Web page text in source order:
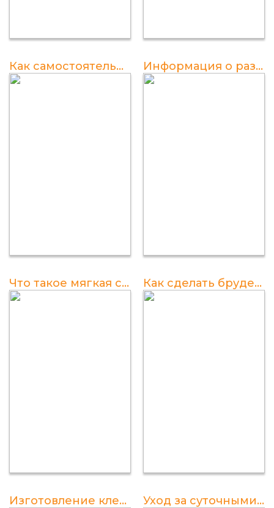
Как самостоятельно приготовить комбикорм для перепелов Информация о разведении и уходе за перепелами
Что такое мягкая скорлупа у перепелов? Как сделать брудер для перепелов своими руками: размеры и чертежи
Изготовление клеток для перепелов из пластиковых ящиков с яйцесборником Уход за суточными перепелами